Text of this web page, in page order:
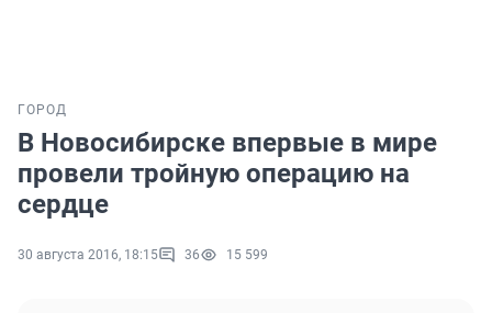
ГОРОД
В Новосибирске впервые в мире
провели тройную операцию на
сердце
30 августа 2016, 18:15 36 15 599